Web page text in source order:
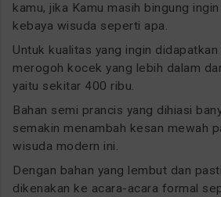
kamu, jika Kamu masih bingung
kebaya wisuda seperti apa.
Untuk kualitas yang ingin didapatkan
merogoh kocek yang lebih dalam
yaitu sekitar 400 ribu.
Bahan semi prancis yang dihiasi
semakin menambah kesan mewah
wisuda modern ini.
Dengan bahan yang lembut dan
dikenakan ke acara-acara formal